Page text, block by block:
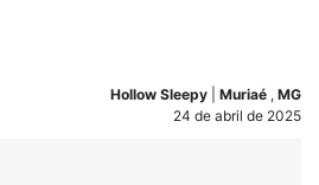
Hollow Sleepy Muriaé , MG
24 de abril de 2025